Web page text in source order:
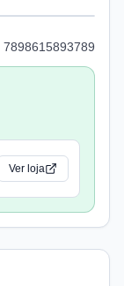
7898615893789
Ver loja